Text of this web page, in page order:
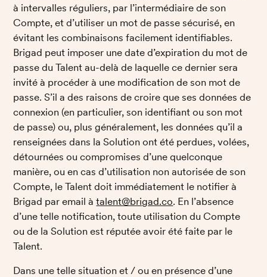
à intervalles réguliers, par l’intermédiaire de son
Compte, et d’utiliser un mot de passe sécurisé, en
évitant les combinaisons facilement identifiables.
Brigad peut imposer une date d’expiration du mot de
passe du Talent au-delà de laquelle ce dernier sera
invité à procéder à une modification de son mot de
passe. S’il a des raisons de croire que ses données de
connexion (en particulier, son identifiant ou son mot
de passe) ou, plus généralement, les données qu’il a
renseignées dans la Solution ont été perdues, volées,
détournées ou compromises d’une quelconque
manière, ou en cas d’utilisation non autorisée de son
Compte, le Talent doit immédiatement le notifier à
Brigad par email à talent@brigad.co. En l’absence
d’une telle notification, toute utilisation du Compte
ou de la Solution est réputée avoir été faite par le
Talent.
Dans une telle situation et / ou en présence d’une